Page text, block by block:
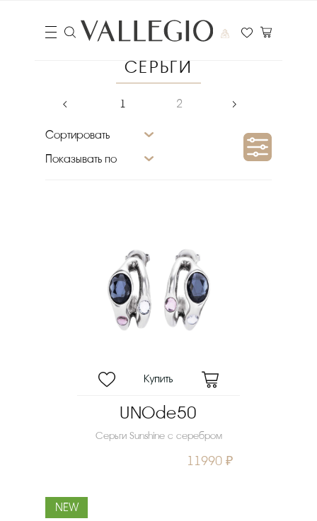
СЕРЬГИ
‹ 1 2 ›
Сортировать
Показывать по
Выберите порядок сортировки
Очистить фильтры
UNOde50
Серьги Sunshine с серебром
11990 ₽
NEW